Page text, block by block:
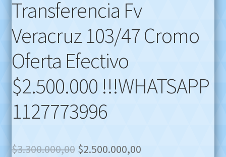
Transferencia Fv
Veracruz 103/47 Cromo
Oferta Efectivo
$2.500.000 !!!WHATSAPP
1127773996
$3.300.000,00 Original
$2.500.000,00Current